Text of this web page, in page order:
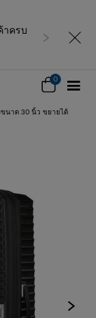
ติดต่
าครบ
ถัดไป
0
ขนาด 30 นิ้ว ขยายได้